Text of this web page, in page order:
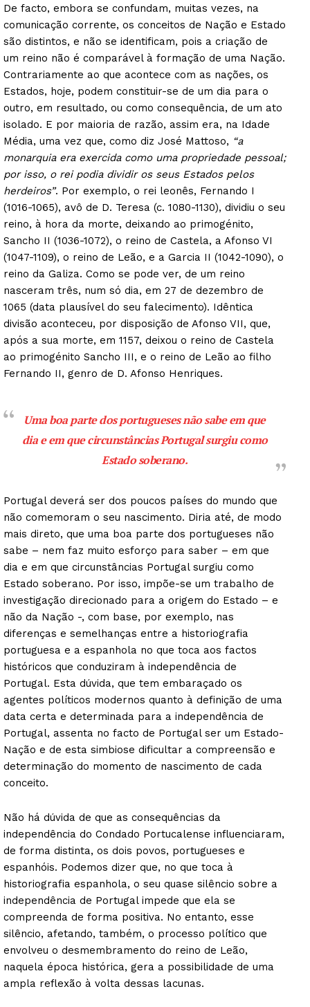
De facto, embora se confundam, muitas vezes, na
comunicação corrente, os conceitos de Nação e Estado
são distintos, e não se identificam, pois a criação de
um reino não é comparável à formação de uma Nação.
Contrariamente ao que acontece com as nações, os
Estados, hoje, podem constituir-se de um dia para o
outro, em resultado, ou como consequência, de um ato
isolado. E por maioria de razão, assim era, na Idade
Média, uma vez que, como diz José Mattoso, “a
monarquia era exercida como uma propriedade pessoal;
por isso, o rei podia dividir os seus Estados pelos
herdeiros”. Por exemplo, o rei leonês, Fernando I
(1016-1065), avô de D. Teresa (c. 1080-1130), dividiu o seu
reino, à hora da morte, deixando ao primogénito,
Sancho II (1036-1072), o reino de Castela, a Afonso VI
(1047-1109), o reino de Leão, e a Garcia II (1042-1090), o
reino da Galiza. Como se pode ver, de um reino
nasceram três, num só dia, em 27 de dezembro de
1065 (data plausível do seu falecimento). Idêntica
divisão aconteceu, por disposição de Afonso VII, que,
após a sua morte, em 1157, deixou o reino de Castela
ao primogénito Sancho III, e o reino de Leão ao filho
Fernando II, genro de D. Afonso Henriques.
Uma boa parte dos portugueses não sabe em que
dia e em que circunstâncias Portugal surgiu como
Estado soberano.
Portugal deverá ser dos poucos países do mundo que
não comemoram o seu nascimento. Diria até, de modo
mais direto, que uma boa parte dos portugueses não
sabe – nem faz muito esforço para saber – em que
dia e em que circunstâncias Portugal surgiu como
Estado soberano. Por isso, impõe-se um trabalho de
investigação direcionado para a origem do Estado – e
não da Nação -, com base, por exemplo, nas
diferenças e semelhanças entre a historiografia
portuguesa e a espanhola no que toca aos factos
históricos que conduziram à independência de
Portugal. Esta dúvida, que tem embaraçado os
agentes políticos modernos quanto à definição de uma
data certa e determinada para a independência de
Portugal, assenta no facto de Portugal ser um Estado-
Nação e de esta simbiose dificultar a compreensão e
determinação do momento de nascimento de cada
conceito.
Não há dúvida de que as consequências da
independência do Condado Portucalense influenciaram,
de forma distinta, os dois povos, portugueses e
espanhóis. Podemos dizer que, no que toca à
historiografia espanhola, o seu quase silêncio sobre a
independência de Portugal impede que ela se
compreenda de forma positiva. No entanto, esse
silêncio, afetando, também, o processo político que
envolveu o desmembramento do reino de Leão,
naquela época histórica, gera a possibilidade de uma
ampla reflexão à volta dessas lacunas.